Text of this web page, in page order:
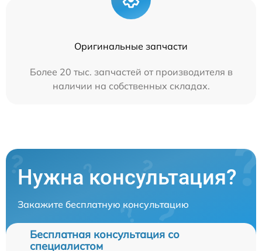
Оригинальные запчасти
Более 20 тыс. запчастей от производителя в
наличии на собственных складах.
Нужна консультация?
Закажите бесплатную консультацию
Бесплатная консультация со
специалистом